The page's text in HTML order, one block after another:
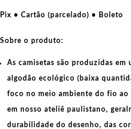
certo
Tipografia
Pix • Cartão (parcelado) • Boleto
Sobre o produto:
As camisetas são produzidas
algodão ecológico (baixa
foco no meio ambiente do fio
em nosso ateliê paulistano,
durabilidade do desenho, das